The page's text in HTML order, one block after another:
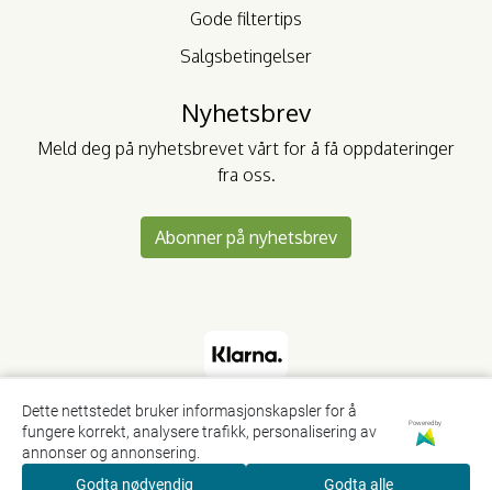
Gode filtertips
Salgsbetingelser
Nyhetsbrev
Meld deg på nyhetsbrevet vårt for å få oppdateringer
fra oss.
Abonner på nyhetsbrev
Dette nettstedet bruker informasjonskapsler for å
fungere korrekt, analysere trafikk, personalisering av
annonser og annonsering.
Powered by
Godta nødvendig Godta alle